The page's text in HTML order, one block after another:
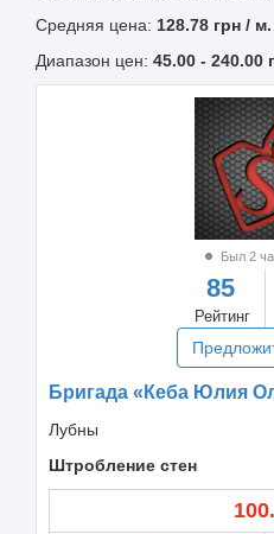
Средняя цена: 128.78 грн / м.
Диапазон цен: 45.00 - 240.00
Был 2
85
Рейтинг
Бригада «Кеба Юлия
Лубны
Штробление стен